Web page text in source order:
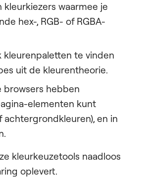
waarmee je
hex-, RGB- of RGBA-
kleurenpaletten te vinden
uit de kleurentheorie.
browsers hebben
elementen kunt
en in
kleurkeuzetools naadloos
oplevert.